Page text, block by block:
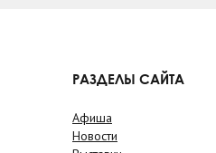
РАЗДЕЛЫ САЙТА
Афиша
Новости